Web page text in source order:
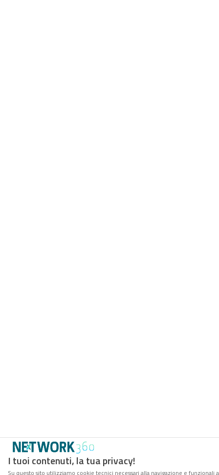
I tuoi contenuti, la tua privacy!
Su questo sito utilizziamo cookie tecnici necessari alla navigazione e